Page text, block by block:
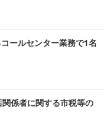
ールセンター業務で1名
係者に関する市税等の